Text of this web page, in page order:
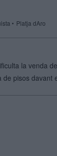
Platja dAro
la venda
pisos davant